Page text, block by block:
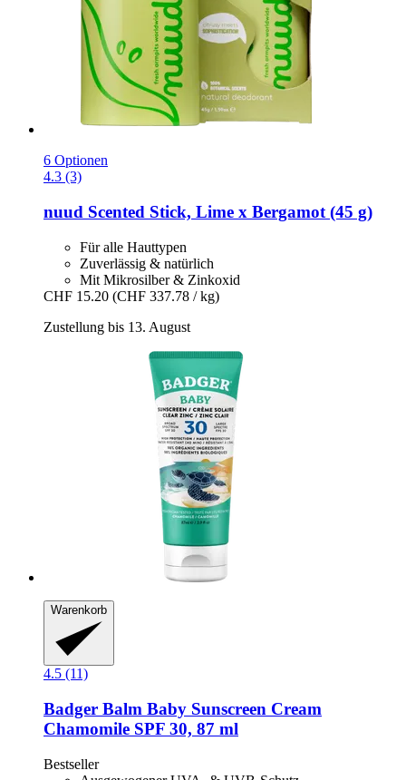
6 Optionen
4.3 (3)
nuud Scented Stick, Lime x Bergamot (45 g)
Für alle Hauttypen
Zuverlässig & natürlich
Mit Mikrosilber & Zinkoxid
CHF 15.20 (CHF 337.78 / kg)
Zustellung bis 13. August
Warenkorb
4.5 (11)
Badger Balm Baby Sunscreen Cream
Chamomile SPF 30, 87 ml
Bestseller